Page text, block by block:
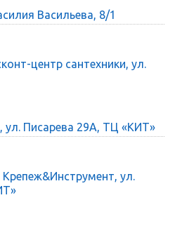
Васильева, 8/1
центр сантехники, ул.
ул. Писарева 29А, ТЦ «КИТ»
Крепеж&Инструмент, ул.